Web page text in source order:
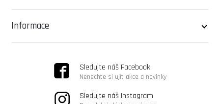
Informace
Sledujte náš Facebook
Nenechte si ujít akce a novinky
Sledujte náš Instagram